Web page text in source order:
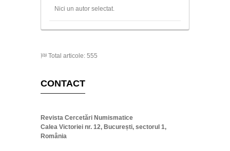
Nici un autor selectat.
Total articole: 555
CONTACT
Revista Cercetări Numismatice
Calea Victoriei nr. 12, București, sectorul 1,
România